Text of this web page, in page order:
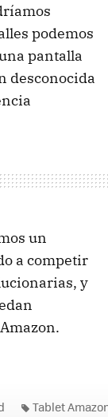
podemos
pantalla
desconocida
un
a competir
y
Tablet